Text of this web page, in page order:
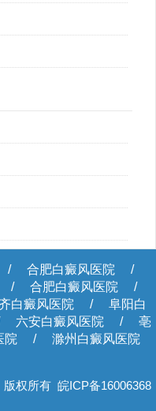
/ 合肥白癜风医院
/
/ 合肥白癜风医院
/
白癜风医院 /
阜阳白
六安白癜风医院 /
亳
院 /
滁州白癜风医院
版权所有 皖ICP备16006368